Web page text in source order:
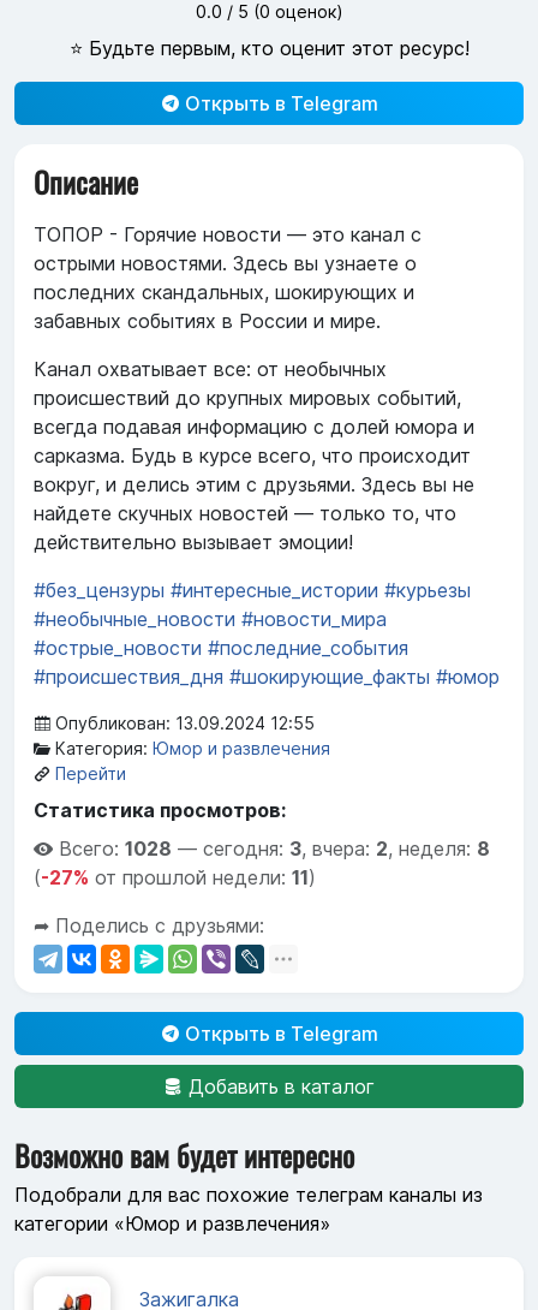
0.0 / 5 (0 оценок)
⭐ Будьте первым, кто оценит этот ресурс!
Открыть в Telegram
Описание
ТОПОР - Горячие новости — это канал с
острыми новостями. Здесь вы узнаете о
последних скандальных, шокирующих и
забавных событиях в России и мире.
Канал охватывает все: от необычных
происшествий до крупных мировых событий,
всегда подавая информацию с долей юмора и
сарказма. Будь в курсе всего, что происходит
вокруг, и делись этим с друзьями. Здесь вы не
найдете скучных новостей — только то, что
действительно вызывает эмоции!
#без_цензуры #интересные_истории #курьезы
#необычные_новости #новости_мира
#острые_новости #последние_события
#происшествия_дня #шокирующие_факты #юмор
Опубликован: 13.09.2024 12:55
Категория: Юмор и развлечения
Перейти
Статистика просмотров:
Всего: 1028 — сегодня: 3, вчера: 2, неделя: 8
(-27% от прошлой недели: 11)
➦ Поделись с друзьями:
Открыть в Telegram
Добавить в каталог
Возможно вам будет интересно
Подобрали для вас похожие телеграм каналы из
категории «Юмор и развлечения»
Зажигалка